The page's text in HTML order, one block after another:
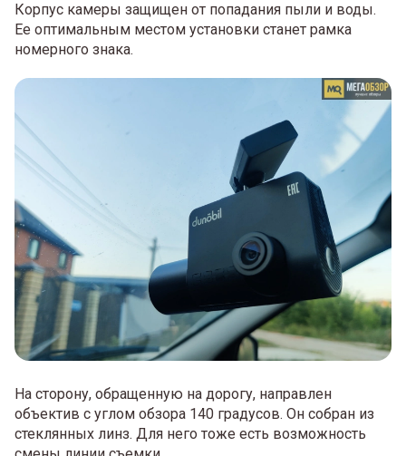
Корпус камеры защищен от попадания пыли и воды.
Ее оптимальным местом установки станет рамка
номерного знака.
На сторону, обращенную на дорогу, направлен
объектив с углом обзора 140 градусов. Он собран из
стеклянных линз. Для него тоже есть возможность